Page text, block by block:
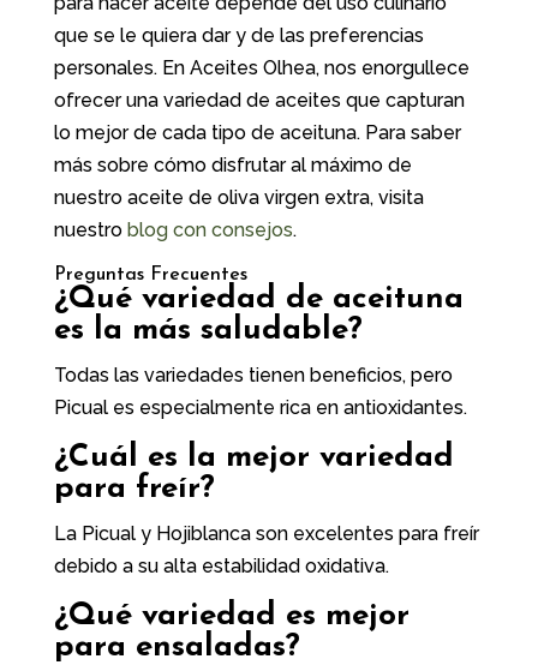
que se le quiera dar y de las preferencias
personales. En Aceites Olhea, nos enorgullece
ofrecer una variedad de aceites que capturan
lo mejor de cada tipo de aceituna. Para saber
más sobre cómo disfrutar al máximo de
nuestro aceite de oliva virgen extra, visita
nuestro blog con consejos.
Preguntas Frecuentes
¿Qué variedad de aceituna
es la más saludable?
Todas las variedades tienen beneficios, pero
Picual es especialmente rica en antioxidantes.
¿Cuál es la mejor variedad
para freír?
La Picual y Hojiblanca son excelentes para freír
debido a su alta estabilidad oxidativa.
¿Qué variedad es mejor
para ensaladas?